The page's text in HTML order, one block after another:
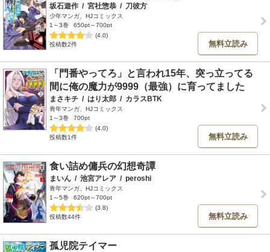
坂石遊作 / 宮社惣恭 / 刀彼方
少年マンガ、HJコミックス
1～3巻
650pt～700pt
(4.0)
投稿数2件
無料立読み
「門番やってろ」と言われ15年、突っ立ってる
間に俺の魔力が9999（最強）に育ってました
まさキチ / はり太郎 / カラスBTK
青年マンガ、HJコミックス
1～3巻
700pt
(4.0)
投稿数1件
無料立読み
食い詰め傭兵の幻想奇譚
まいん / 池宮アレア / peroshi
青年マンガ、HJコミックス
1～5巻
620pt～700pt
(3.8)
投稿数44件
無料立読み
孤児院テイマー